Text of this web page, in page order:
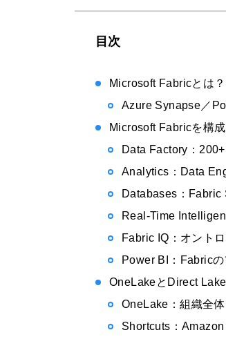
目次
Microsoft Fabricとは
Azure Synapse／
Microsoft Fabricを構
Data Factory：
Analytics：Data
Databases：Fabric
Real-Time
Fabric IQ：オント
Power BI：Fabric
OneLakeとDirect
OneLake：組織全
Shortcuts：